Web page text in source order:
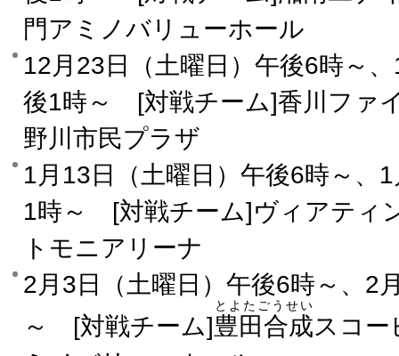
門アミノバリューホール
12月23日（土曜日）午後6時～
後1時～ [対戦チーム]香川ファ
野川市民プラザ
1月13日（土曜日）午後6時～、
1時～ [対戦チーム]ヴィアティ
トモニアリーナ
2月3日（土曜日）午後6時～、2
～ [対戦チーム]豊田合成
とよたごうせい
スコ